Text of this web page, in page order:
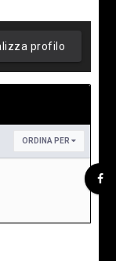
profilo
ORDINA PER